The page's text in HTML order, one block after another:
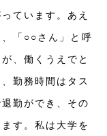
ています。あえ
「○○さん」と呼
、働くうえでと
勤務時間はタス
勤ができ、その
す。私は大学を